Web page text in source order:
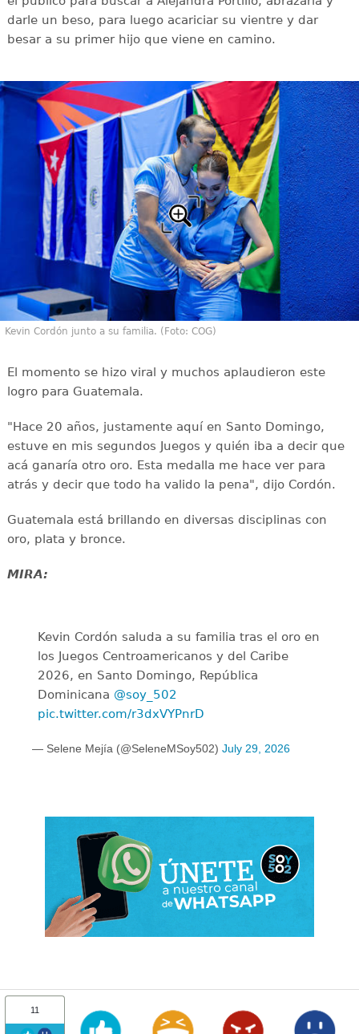
darle un beso, para luego acariciar su vientre y dar
besar a su primer hijo que viene en camino.
Kevin Cordón junto a su familia. (Foto: COG)
El momento se hizo viral y muchos aplaudieron este
logro para Guatemala.
"Hace 20 años, justamente aquí en Santo Domingo,
estuve en mis segundos Juegos y quién iba a decir que
acá ganaría otro oro. Esta medalla me hace ver para
atrás y decir que todo ha valido la pena", dijo Cordón.
Guatemala está brillando en diversas disciplinas con
oro, plata y bronce.
MIRA:
Kevin Cordón saluda a su familia tras el oro en
los Juegos Centroamericanos y del Caribe
2026, en Santo Domingo, República
Dominicana @soy_502
pic.twitter.com/r3dxVYPnrD
— Selene Mejía (@SeleneMSoy502) July 29, 2026
11